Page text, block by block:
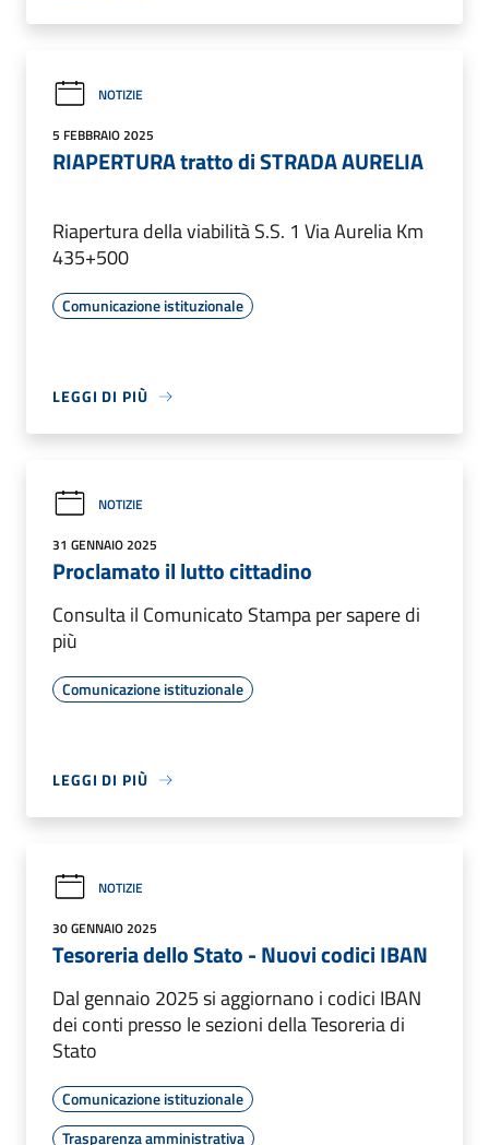
NOTIZIE
5 FEBBRAIO 2025
RIAPERTURA tratto di STRADA AURELIA
Riapertura della viabilità S.S. 1 Via Aurelia Km
435+500
Comunicazione istituzionale
LEGGI DI PIÙ
NOTIZIE
31 GENNAIO 2025
Proclamato il lutto cittadino
Consulta il Comunicato Stampa per sapere di
più
Comunicazione istituzionale
LEGGI DI PIÙ
NOTIZIE
30 GENNAIO 2025
Tesoreria dello Stato - Nuovi codici IBAN
Dal gennaio 2025 si aggiornano i codici IBAN
dei conti presso le sezioni della Tesoreria di
Stato
Comunicazione istituzionale
Trasparenza amministrativa